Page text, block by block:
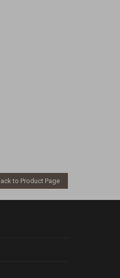
to Product Page